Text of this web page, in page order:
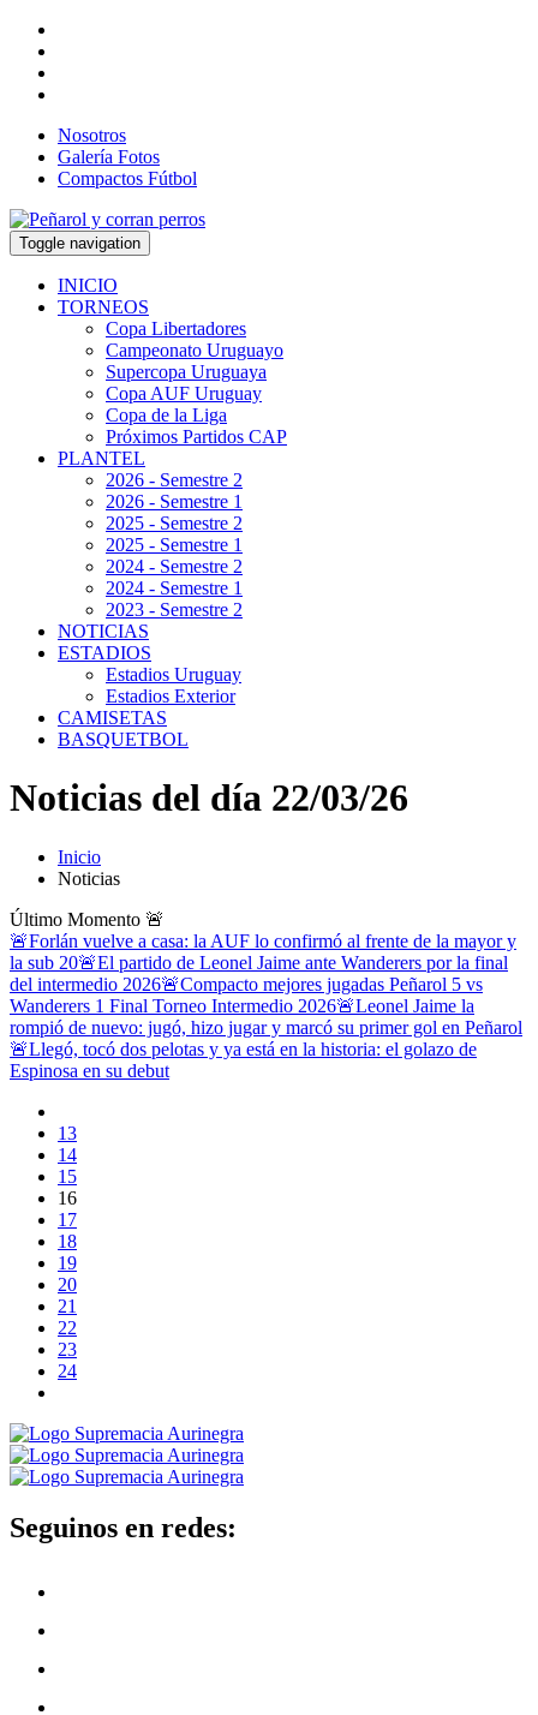
Nosotros
Galería Fotos
Compactos Fútbol
Toggle navigation
INICIO
TORNEOS
Copa Libertadores
Campeonato Uruguayo
Supercopa Uruguaya
Copa AUF Uruguay
Copa de la Liga
Próximos Partidos CAP
PLANTEL
2026 - Semestre 2
2026 - Semestre 1
2025 - Semestre 2
2025 - Semestre 1
2024 - Semestre 2
2024 - Semestre 1
2023 - Semestre 2
NOTICIAS
ESTADIOS
Estadios Uruguay
Estadios Exterior
CAMISETAS
BASQUETBOL
Noticias del día 22/03/26
Inicio
Noticias
Último Momento 🚨
🚨Forlán vuelve a casa: la AUF lo confirmó al frente de la mayor y
la sub 20🚨El partido de Leonel Jaime ante Wanderers por la final
del intermedio 2026🚨Compacto mejores jugadas Peñarol 5 vs
Wanderers 1 Final Torneo Intermedio 2026🚨Leonel Jaime la
rompió de nuevo: jugó, hizo jugar y marcó su primer gol en Peñarol
🚨Llegó, tocó dos pelotas y ya está en la historia: el golazo de
Espinosa en su debut
13
14
15
16
17
18
19
20
21
22
23
24
Seguinos en redes: